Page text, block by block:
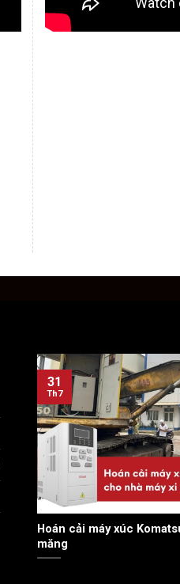
Hoán cải máy xúc
măng
31
Th7